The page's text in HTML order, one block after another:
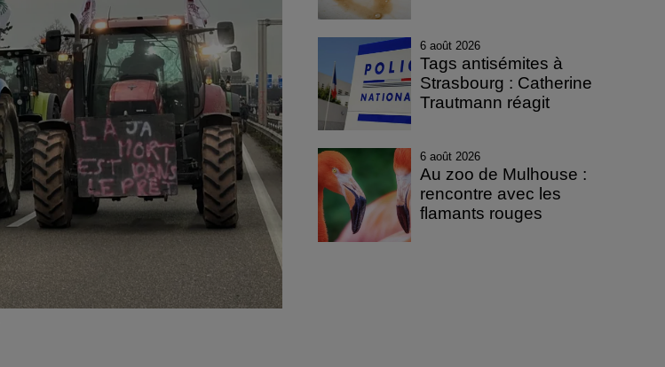
6 août 2026
Tags antisémites à
Strasbourg : Catherine
Trautmann réagit
6 août 2026
Au zoo de Mulhouse :
rencontre avec les
flamants rouges